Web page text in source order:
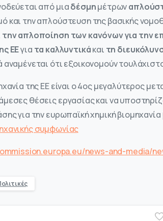
από μιαδέσμημέτρων
και την απλούστευση της βασικής
την απλοποίηση των κανόνων για την
ΕΕγια τα καλλυντικάκαι τη
ότι εξοικονομούν
της ΕΕ είναι ο 4ος μεγαλύτερος
θέσεις εργασίας και να
για την ευρωπαϊκή χημική
συμφωνίας
news-and-media/